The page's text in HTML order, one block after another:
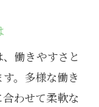
働きやすさと
。多様な働き
わせて柔軟な